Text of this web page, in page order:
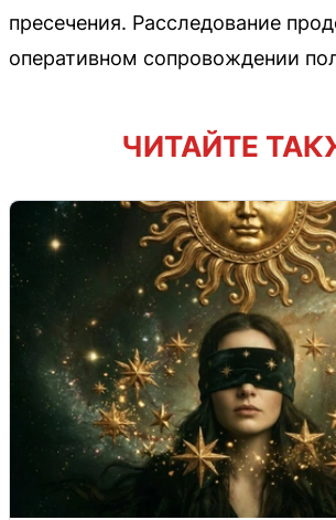
пресечения. Расследование
оперативном сопровождении
ЧИТАЙТЕ